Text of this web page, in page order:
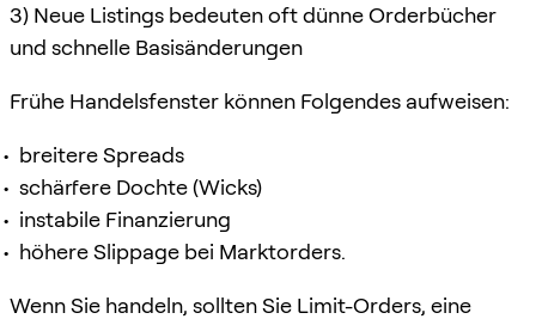
3) Neue Listings bedeuten oft dünne Orderbücher
und schnelle Basisänderungen
Frühe Handelsfenster können Folgendes aufweisen:
breitere Spreads
schärfere Dochte (Wicks)
instabile Finanzierung
höhere Slippage bei Marktorders.
Wenn Sie handeln, sollten Sie Limit-Orders, eine